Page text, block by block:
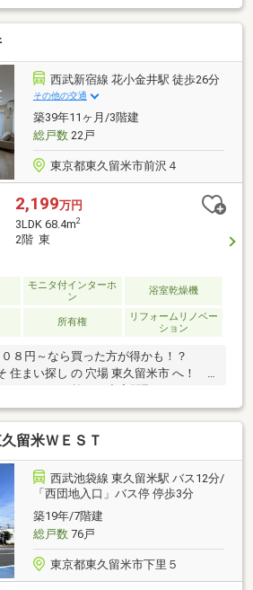
ローゼット付きでたっぷり収納○リビ
部分の床暖房で足元から暖かく快適に
寝具もすっきり整理〇洗練された内装
西武新宿線 花小金井駅 徒歩26分
その他の交通
築39年11ヶ月/3階建
総戸数22戸
東京都東久留米市前沢４
2,199万円
3LDK 68.4m2
2階 東
モニタ付インターホ
ン
浴室乾燥機
所有権
リフォームリノベー
ション
０８円～なら買った方が得かも！？
し の 穴場 東久留米市 へ！
ーションを施した充実間取りの３
滝山公園やスーパー、コンビニ等買い
ておりとても住みやすい環境です。■
■・全室クロス・フローリング張替
面台・ユニットバス交換・キッチン新
・電気設備新規交換・エアコン、レース
置写真等、多数掲載中♪詳細なご質問
お客様はお気軽にご連絡ください。明
スタッフが対応いたします◆フリーダ
－９４８－２５７◆
留米ＷＥＳＴ
西武池袋線 東久留米駅 バス12分/
「西団地入口」バス停 停歩3分
築19年/7階建
総戸数76戸
東京都東久留米市下里５